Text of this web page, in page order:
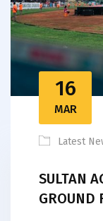
16
MAR
Latest
SULTAN
GROUND